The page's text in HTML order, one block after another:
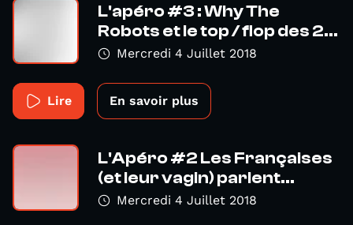
L'apéro #3 : Why The
Robots et le top / flop des 2...
Mercredi 4 Juillet 2018
Lire En savoir plus
L'Apéro #2 Les Françaises
(et leur vagin) parlent...
Mercredi 4 Juillet 2018